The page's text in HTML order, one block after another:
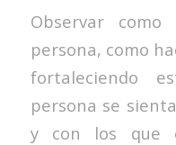
Observar
persona, como
fortaleciendo
persona se
y con los que